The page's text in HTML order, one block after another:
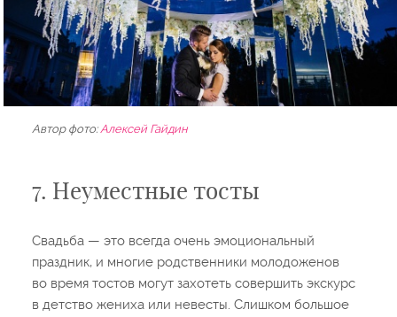
Автор фото:Алексей Гайдин
7. Неуместные тосты
Свадьба — это всегда очень эмоциональный
праздник, и многие родственники молодоженов
во время тостов могут захотеть совершить экскурс
в детство жениха или невесты. Слишком большое